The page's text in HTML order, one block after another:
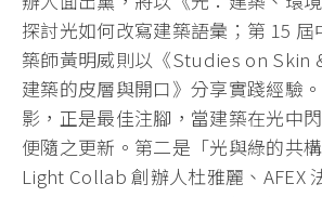
探討光如何改寫建築語彙；第 15 屆
築師黃明威則以《Studies on Skin
建築的皮層與開口》分享實踐經驗
影，正是最佳注腳，當建築在光中
便隨之更新。第二是「光與綠的共
Light Collab 創辦人杜雅麗、AFEX